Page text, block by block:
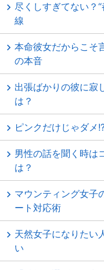
尽くしすぎてない？
線
本命彼女だからこそ
の本音
出張ばかりの彼に寂
は？
ピンクだけじゃダメ
男性の話を聞く時は
は？
マウンティング女子
ート対応術
天然女子になりたい
い